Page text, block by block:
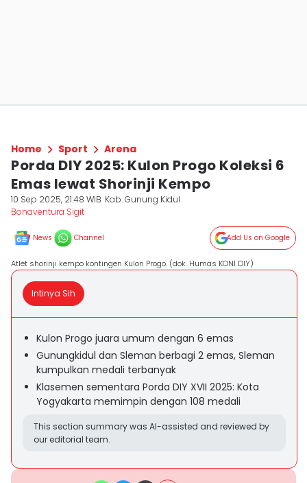
Home Sport Arena
Porda DIY 2025: Kulon Progo Koleksi 6
Emas lewat Shorinji Kempo
10 Sep 2025, 21:48 WIB Kab. Gunung Kidul
Bonaventura Sigit
News Channel Add Us on Google
Atlet shorinji kempo kontingen Kulon Progo. (dok. Humas KONI DIY)
Intinya Sih
Kulon Progo juara umum dengan 6 emas
Gunungkidul dan Sleman berbagi 2 emas, Sleman
kumpulkan medali terbanyak
Klasemen sementara Porda DIY XVII 2025: Kota
Yogyakarta memimpin dengan 108 medali
This section summary was AI-assisted and reviewed by
our editorial team.